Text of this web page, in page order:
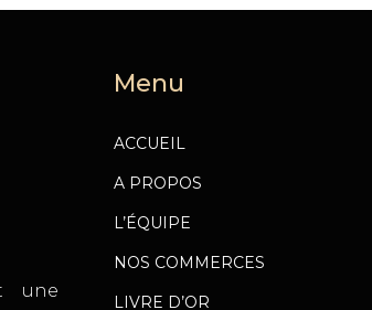
une
Menu
ACCUEIL
A PROPOS
L’ÉQUIPE
NOS COMMERCES
LIVRE D’OR